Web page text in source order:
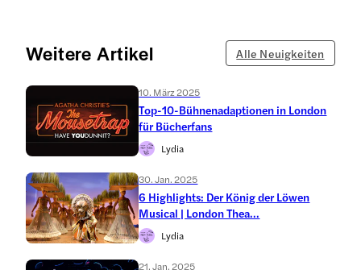
Weitere Artikel Alle Neuigkeiten
10. März 2025
Top-10-Bühnenadaptionen in London
für Bücherfans
Lydia
30. Jan. 2025
6 Highlights: Der König der Löwen
Musical | London Thea...
Lydia
21. Jan. 2025